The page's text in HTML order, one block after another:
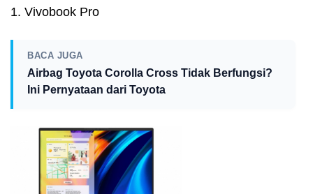
1. Vivobook Pro
BACA JUGA
Airbag Toyota Corolla Cross Tidak Berfungsi?
Ini Pernyataan dari Toyota